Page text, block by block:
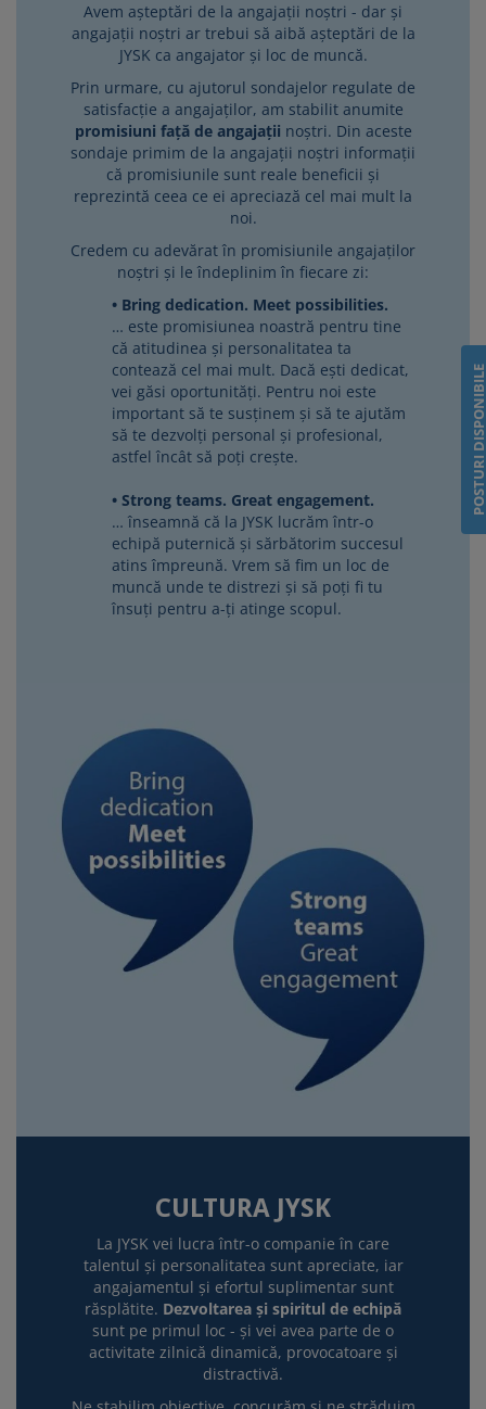
POSTURI
Avem așteptări de la angajații noștri - dar și
angajații noștri ar trebui să aibă așteptări de la
JYSK ca angajator și loc de muncă.
Prin urmare, cu ajutorul sondajelor regulate de
satisfacție a angajaților, am stabilit anumite
promisiuni față de angajații noștri. Din aceste
sondaje primim de la angajații noștri informații
că promisiunile sunt reale beneficii și
reprezintă ceea ce ei apreciază cel mai mult la
noi.
Credem cu adevărat în promisiunile angajaților
noștri și le îndeplinim în fiecare zi:
Bring dedication. Meet possibilities.
… este promisiunea noastră pentru tine
că atitudinea și personalitatea ta
contează cel mai mult. Dacă ești dedicat,
vei găsi oportunități. Pentru noi este
important să te susținem și să te ajutăm
să te dezvolți personal și profesional,
astfel încât să poți crește.
Strong teams. Great engagement.
… înseamnă că la JYSK lucrăm într-o
echipă puternică și sărbătorim succesul
atins împreună. Vrem să fim un loc de
muncă unde te distrezi și să poți fi tu
însuți pentru a-ți atinge scopul.
CULTURA JYSK
La JYSK vei lucra într-o companie în care
talentul și personalitatea sunt apreciate, iar
angajamentul și efortul suplimentar sunt
răsplătite. Dezvoltarea și spiritul de echipă
sunt pe primul loc - și vei avea parte de o
activitate zilnică dinamică, provocatoare și
distractivă.